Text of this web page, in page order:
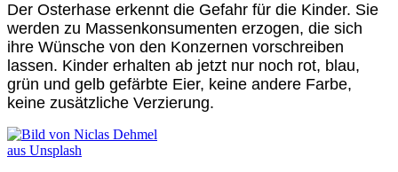
Der Osterhase erkennt die Gefahr für die Kinder. Sie
werden zu Massenkonsumenten erzogen, die sich
ihre Wünsche von den Konzernen vorschreiben
lassen. Kinder erhalten ab jetzt nur noch rot, blau,
grün und gelb gefärbte Eier, keine andere Farbe,
keine zusätzliche Verzierung.